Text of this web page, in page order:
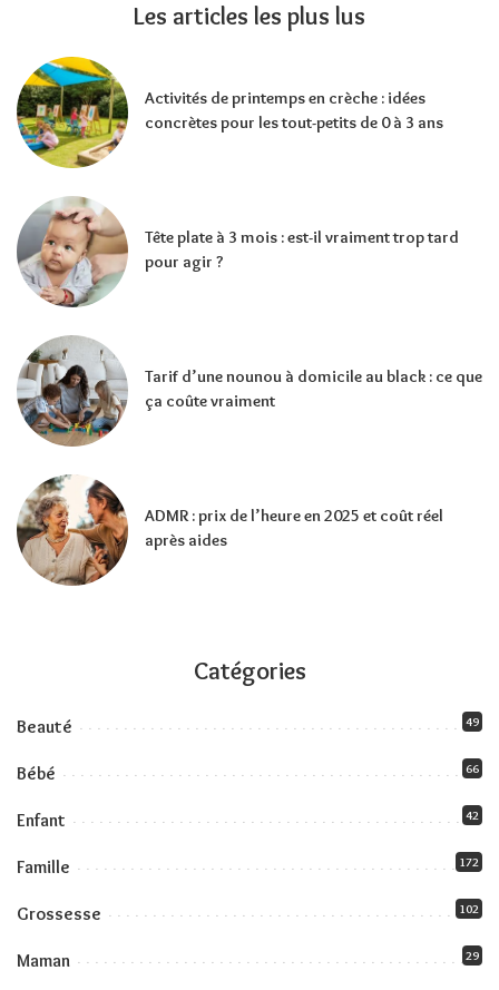
Les articles les plus lus
Activités de printemps en crèche : idées
concrètes pour les tout-petits de 0 à 3 ans
Tête plate à 3 mois : est-il vraiment trop tard
pour agir ?
Tarif d’une nounou à domicile au black : ce que
ça coûte vraiment
ADMR : prix de l’heure en 2025 et coût réel
après aides
Catégories
Beauté 49
Bébé 66
Enfant 42
Famille 172
Grossesse 102
Maman 29